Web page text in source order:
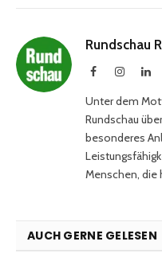
Rundschau
FacebookInstagram
Unter dem
Rundschau
besonderes
Menschen, die
AUCH GERNE GELESEN